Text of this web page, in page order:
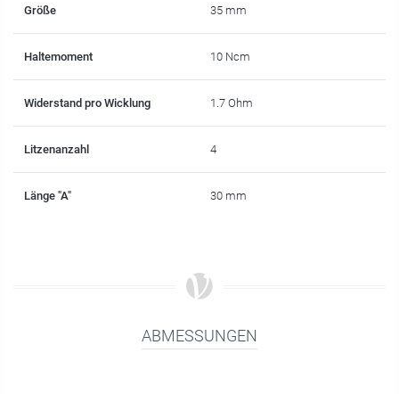
Größe 35 mm
Haltemoment 10 Ncm
Widerstand pro Wicklung 1.7 Ohm
Litzenanzahl 4
Länge "A" 30 mm
ABMESSUNGEN